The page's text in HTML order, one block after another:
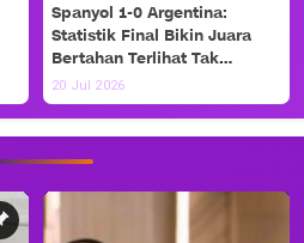
Spanyol 1-0 Argentina:
Statistik Final Bikin Juara
Bertahan Terlihat Tak
Berdaya
20 Jul 2026